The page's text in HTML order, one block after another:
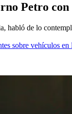
Petro
habló de lo
sobre vehículos